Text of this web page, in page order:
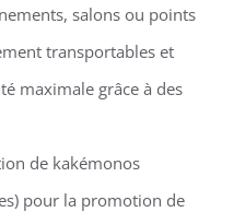
salons ou points
transportables et
maximale grâce à des
de kakémonos
pour la promotion de